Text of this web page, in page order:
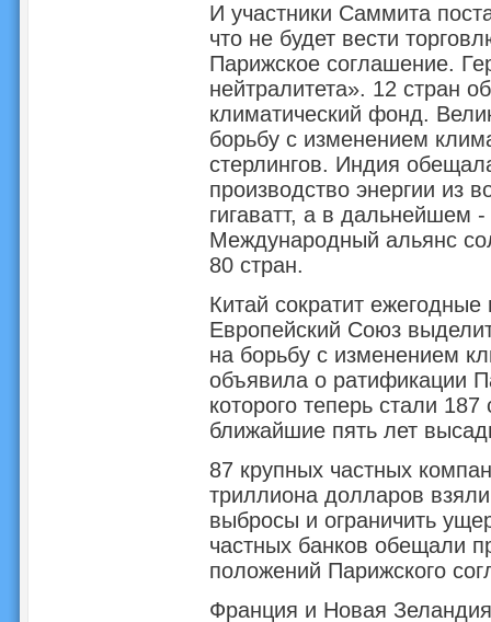
И участники Саммита
что не будет вести
Парижское соглашение.
нейтралитета». 12 стран
климатический фонд.
борьбу с изменением
стерлингов. Индия
производство энергии из
гигаватт, а в дальнейшем
Международный альянс
80 стран.
Китай сократит
Европейский Союз
на борьбу с изменением
объявила о ратификации
которого теперь стали
ближайшие пять лет
87 крупных частных
триллиона долларов
выбросы и ограничить
частных банков обещали
положений Парижского
Франция и Новая